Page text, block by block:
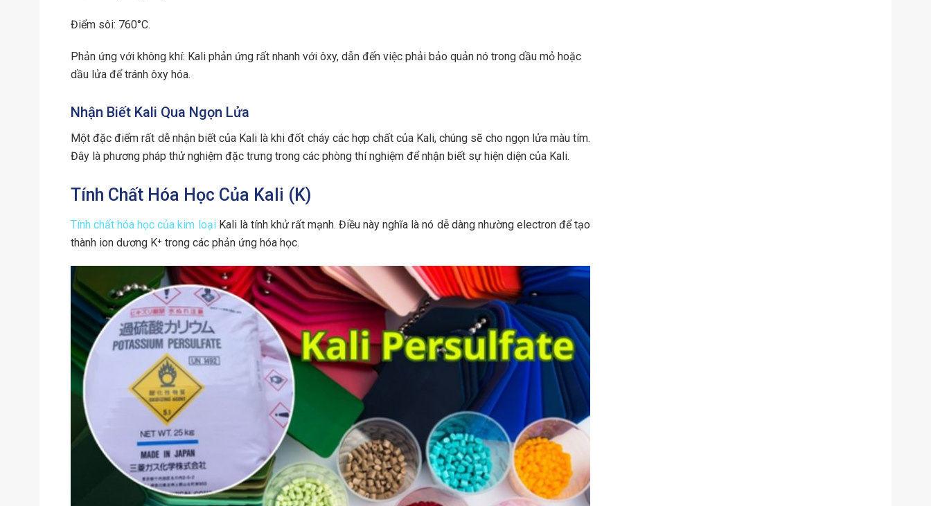
Điểm sôi: 760°C.
Phản ứng với không khí: Kali phản ứng rất nhanh với ôxy, dẫn đến việc phải bảo quản nó trong dầu mỏ hoặc
dầu lửa để tránh ôxy hóa.
Nhận Biết Kali Qua Ngọn Lửa
Một đặc điểm rất dễ nhận biết của Kali là khi đốt cháy các hợp chất của Kali, chúng sẽ cho ngọn lửa màu tím.
Đây là phương pháp thử nghiệm đặc trưng trong các phòng thí nghiệm để nhận biết sự hiện diện của Kali.
Tính Chất Hóa Học Của Kali (K)
Tính chất hóa học của kim loại Kali là tính khử rất mạnh. Điều này nghĩa là nó dễ dàng nhường electron để tạo
thành ion dương K⁺ trong các phản ứng hóa học.